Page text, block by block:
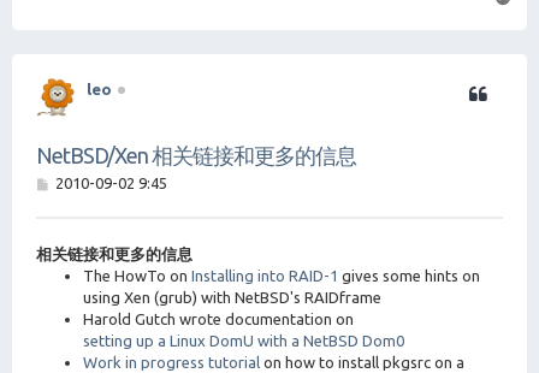
umass*  at uhub? port ? configuration ? interface ?
ahc*    at pci? dev ? function ?        # Adaptec
# SCSI bus support (for both ahc and umass)
sd*     at scsibus? target ? lun ?      # SCSI disk
leo
NetBSD/Xen 相关链接和更多的信息
帖
2010-09-02 9:45
相关链接和更多的信息
The HowTo on Installing into RAID-1 gives some hints on
using Xen (grub) with NetBSD's RAIDframe
Harold Gutch wrote documentation on
setting up a Linux DomU with a NetBSD Dom0
Work in progress tutorial on how to install pkgsrc on a